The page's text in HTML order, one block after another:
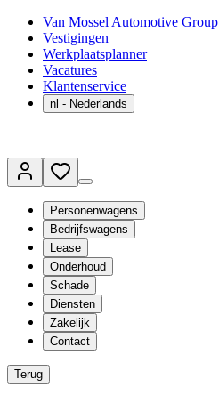
Van Mossel Automotive Group
Vestigingen
Werkplaatsplanner
Vacatures
Klantenservice
nl - Nederlands
Personenwagens
Bedrijfswagens
Lease
Onderhoud
Schade
Diensten
Zakelijk
Contact
Terug